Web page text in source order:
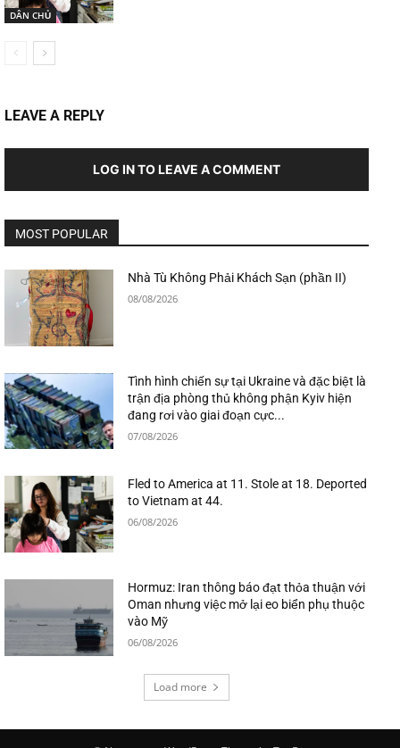
DÂN CHỦ
LEAVE A REPLY
LOG IN TO LEAVE A COMMENT
MOST POPULAR
Nhà Tù Không Phải Khách Sạn (phần II)
08/08/2026
Tình hình chiến sự tại Ukraine và đặc biệt là
trận địa phòng thủ không phận Kyiv hiện
đang rơi vào giai đoạn cực...
07/08/2026
Fled to America at 11. Stole at 18. Deported
to Vietnam at 44.
06/08/2026
Hormuz: Iran thông báo đạt thỏa thuận với
Oman nhưng việc mở lại eo biển phụ thuộc
vào Mỹ
06/08/2026
Load more